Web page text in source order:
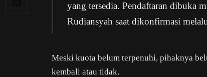
yang tersedia. Pendaftaran dibuka
Rudiansyah saat dikonfirmasi
Meski kuota belum terpenuhi, pihaknya
kembali atau tidak.